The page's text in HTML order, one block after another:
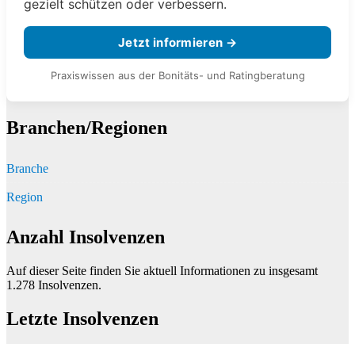
gezielt schützen oder verbessern.
Jetzt informieren →
Praxiswissen aus der Bonitäts- und Ratingberatung
Branchen/Regionen
Branche
Region
Anzahl Insolvenzen
Auf dieser Seite finden Sie aktuell Informationen zu insgesamt
1.278 Insolvenzen.
Letzte Insolvenzen